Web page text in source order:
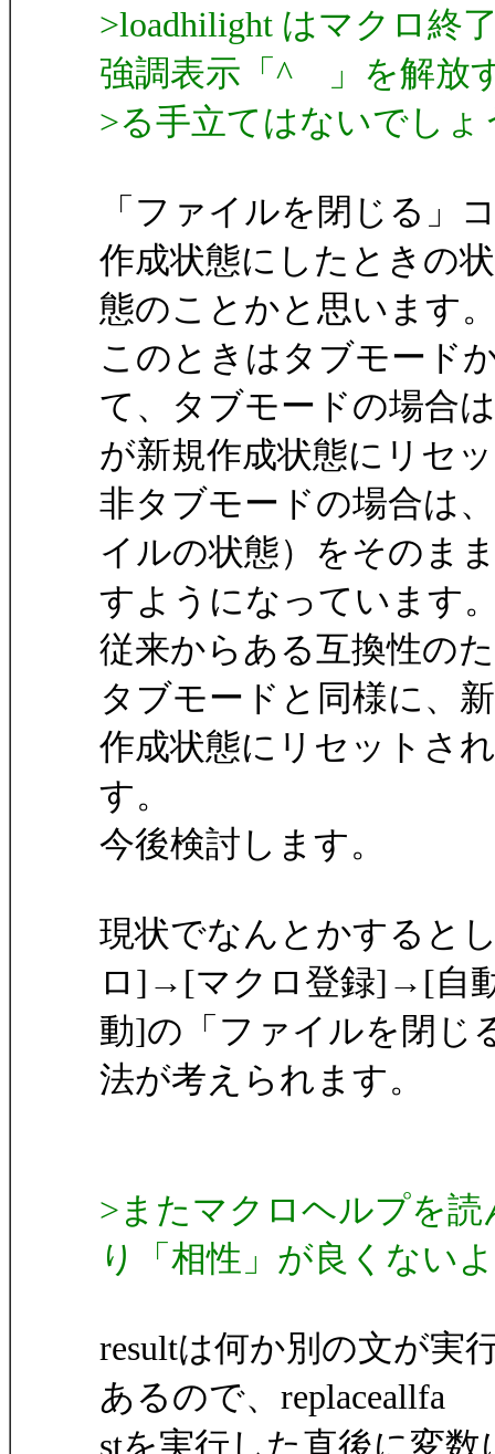
>loadhilight はマクロ終
強調表示「^ 」を解放
>る手立てはないでしょ
「ファイルを閉じる」
作成状態にしたときの状
態のことかと思います
このときはタブモード
て、タブモードの場合
が新規作成状態にリセ
非タブモードの場合は
イルの状態）をそのま
すようになっています
従来からある互換性の
タブモードと同様に、
作成状態にリセットさ
す。
今後検討します。
現状でなんとかすると
ロ]→[マクロ登録]→[自
動]の「ファイルを閉じ
法が考えられます。
>またマクロヘルプを読
り「相性」が良くないよ
resultは何か別の文が実
あるので、replaceallfa
stを実行した直後に変